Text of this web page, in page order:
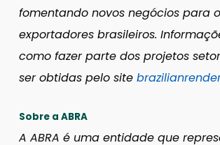
fomentando novos negócios para
exportadores brasileiros.
como fazer parte dos projetos
ser obtidas pelo site
Sobre a ABRA
A ABRA é uma entidade que